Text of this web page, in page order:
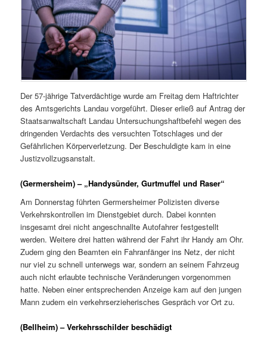
Der 57-jährige Tatverdächtige wurde am Freitag dem Haftrichter
des Amtsgerichts Landau vorgeführt. Dieser erließ auf Antrag der
Staatsanwaltschaft Landau Untersuchungshaftbefehl wegen des
dringenden Verdachts des versuchten Totschlages und der
Gefährlichen Körperverletzung. Der Beschuldigte kam in eine
Justizvollzugsanstalt.
(Germersheim) – „Handysünder, Gurtmuffel und Raser“
Am Donnerstag führten Germersheimer Polizisten diverse
Verkehrskontrollen im Dienstgebiet durch. Dabei konnten
insgesamt drei nicht angeschnallte Autofahrer festgestellt
werden. Weitere drei hatten während der Fahrt ihr Handy am Ohr.
Zudem ging den Beamten ein Fahranfänger ins Netz, der nicht
nur viel zu schnell unterwegs war, sondern an seinem Fahrzeug
auch nicht erlaubte technische Veränderungen vorgenommen
hatte. Neben einer entsprechenden Anzeige kam auf den jungen
Mann zudem ein verkehrserzieherisches Gespräch vor Ort zu.
(Bellheim) – Verkehrsschilder beschädigt